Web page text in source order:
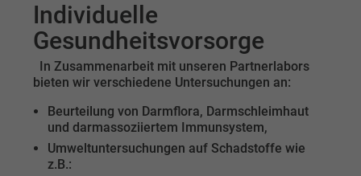
Individuelle
Gesundheitsvorsorge
In Zusammenarbeit mit unseren Partnerlabors
bieten wir verschiedene Untersuchungen an:
Beurteilung von Darmflora, Darmschleimhaut
und darmassoziiertem Immunsystem,
Umweltuntersuchungen auf Schadstoffe wie
z.B.: